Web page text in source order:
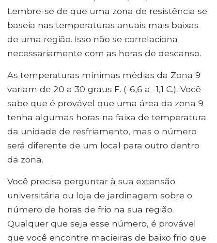
Lembre-se de que uma zona de resistência se
baseia nas temperaturas anuais mais baixas
de uma região. Isso não se correlaciona
necessariamente com as horas de descanso.
As temperaturas mínimas médias da Zona 9
variam de 20 a 30 graus F. (-6,6 a -1,1 C.). Você
sabe que é provável que uma área da zona 9
tenha algumas horas na faixa de temperatura
da unidade de resfriamento, mas o número
será diferente de um local para outro dentro
da zona.
Você precisa perguntar à sua extensão
universitária ou loja de jardinagem sobre o
número de horas de frio na sua região.
Qualquer que seja esse número, é provável
que você encontre macieiras de baixo frio que